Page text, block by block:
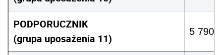
PODPORUCZNIK
(grupa uposażenia 11)
5 790